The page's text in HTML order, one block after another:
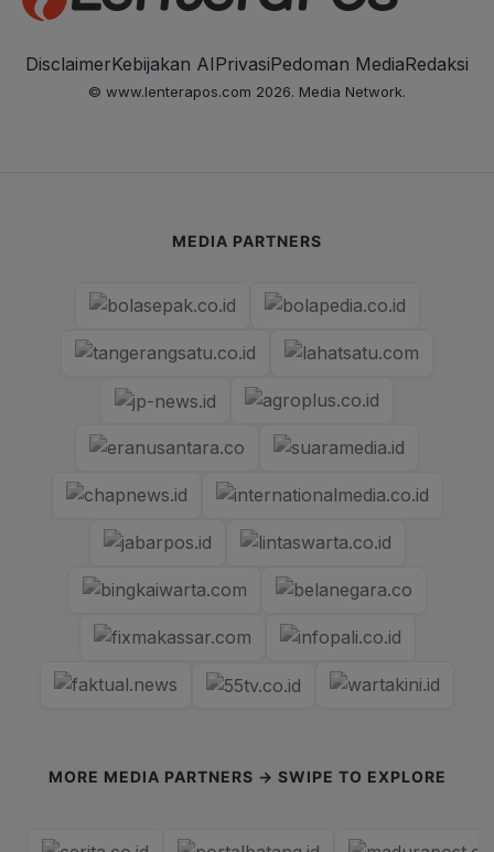
DisclaimerKebijakan AIPrivasiPedoman MediaRedaksi
© www.lenterapos.com 2026. Media Network.
MEDIA PARTNERS
MORE MEDIA PARTNERS → SWIPE TO EXPLORE